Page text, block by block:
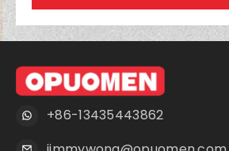
+86-13435443862